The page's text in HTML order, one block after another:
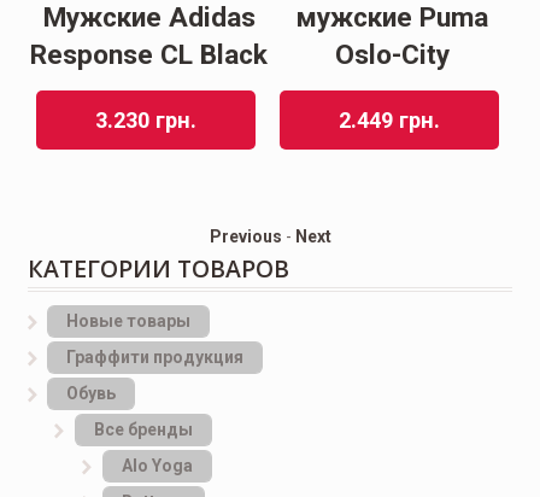
Мужские Adidas
Response CL Black
3.230 грн.
мужские Puma
Oslo-City
2.449 грн.
Previous - Next
КАТЕГОРИИ ТОВАРОВ
Новые товары
Граффити продукция
Обувь
Все бренды
Alo Yoga